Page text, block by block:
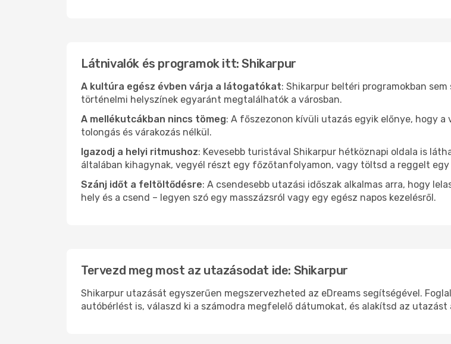
Látnivalók és programok itt: Shikarpur
A kultúra egész évben várja a látogatókat: Shikarpur beltéri programokban
történelmi helyszínek egyaránt megtalálhatók a városban.
A mellékutcákban nincs tömeg: A főszezonon kívüli utazás egyik előnye, hogy
tolongás és várakozás nélkül.
Igazodj a helyi ritmushoz: Kevesebb turistával Shikarpur hétköznapi oldala is
általában kihagynak, vegyél részt egy főzőtanfolyamon, vagy töltsd a reggelt egy
Szánj időt a feltöltődésre: A csendesebb utazási időszak alkalmas arra, hogy
hely és a csend – legyen szó egy masszázsról vagy egy egész napos kezelésről.
Tervezd meg most az utazásodat ide: Shikarpur
Shikarpur utazását egyszerűen megszervezheted az eDreams segítségével.
autóbérlést is, válaszd ki a számodra megfelelő dátumokat, és alakítsd az